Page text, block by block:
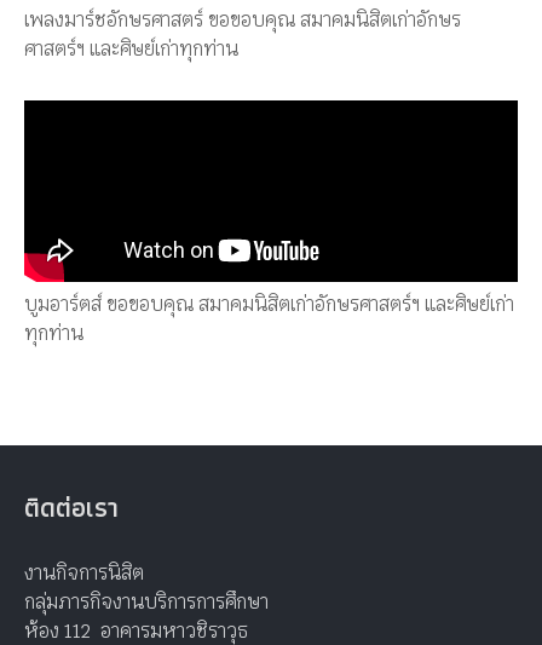
เพลงมาร์ชอักษรศาสตร์ ขอขอบคุณ สมาคมนิสิตเก่าอักษร
ศาสตร์ฯ และศิษย์เก่าทุกท่าน
บูมอาร์ตส์ ขอขอบคุณ สมาคมนิสิตเก่าอักษรศาสตร์ฯ และศิษย์เก่า
ทุกท่าน
ติดต่อเรา
งานกิจการนิสิต
กลุ่มภารกิจงานบริการการศึกษา
ห้อง 112 อาคารมหาวชิราวุธ